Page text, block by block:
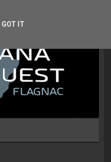
GOT IT